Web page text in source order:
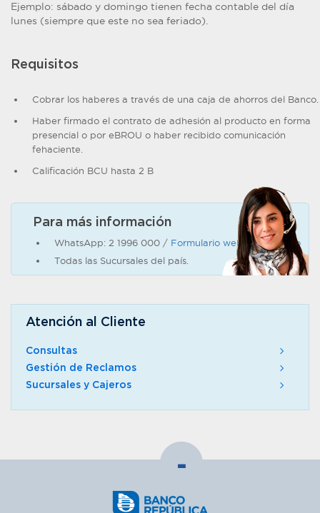
Ejemplo: sábado y domingo tienen fecha contable del día
lunes (siempre que este no sea feriado).
Requisitos
Cobrar los haberes a través de una caja de ahorros del Banco.
Haber firmado el contrato de adhesión al producto en forma
presencial o por eBROU o haber recibido comunicación
fehaciente.
Calificación BCU hasta 2 B
Para más información
WhatsApp: 2 1996 000 / Formulario web de contacto
Todas las Sucursales del país.
Atención al Cliente
Consultas
Gestión de Reclamos
Sucursales y Cajeros
-